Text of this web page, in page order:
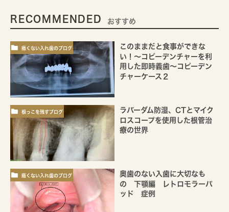
RECOMMENDED おすすめ
痛くない入れ歯のブログ
このままだと食事ができな
い！～コピーデンチャーを利
用した即時義歯～コピーデン
チャーケース２
根っこを残すブログ
ラバーダム防湿、CTとマイク
ロスコープを使用した根管治
療の世界
痛くない入れ歯のブログ
奥歯のない入歯に大切なも
の 下顎編 レトロモラーパ
ッド 症例